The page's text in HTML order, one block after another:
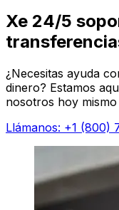
Xe 24/5
¿Necesitas ayuda
dinero? Estamos
nosotros hoy
Llámanos: +1 (800)